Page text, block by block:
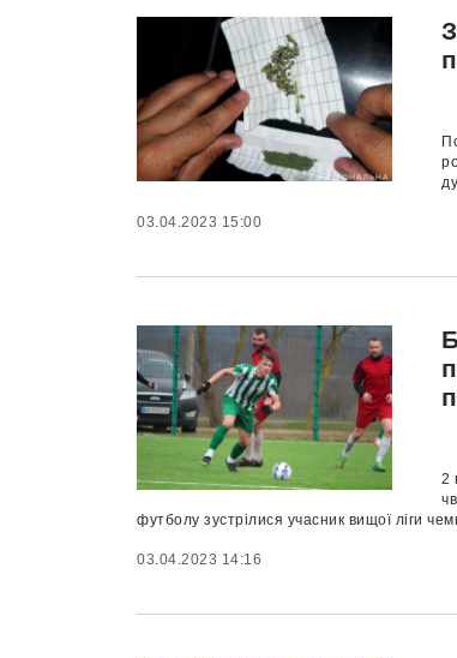
03.04.2023 15:00
2
футболу зустрілися учасник вищої ліги
03.04.2023 14:16